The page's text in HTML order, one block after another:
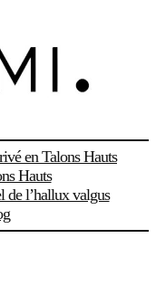
en Talons Hauts
Hauts
de l’hallux valgus